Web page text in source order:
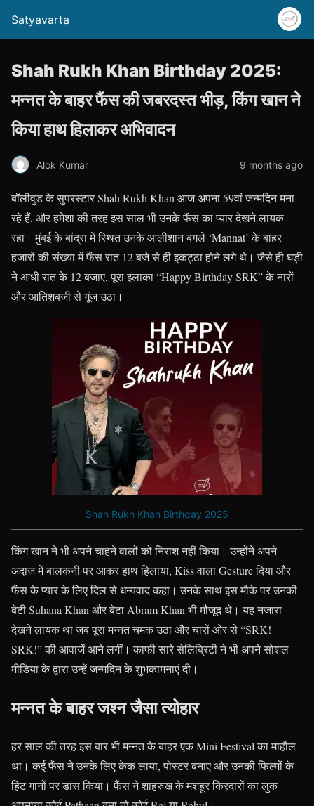
Satyavarta
Shah Rukh Khan Birthday 2025:
मन्नत के बाहर फैंस की जबरदस्त भीड़, किंग खान ने
किया हाथ हिलाकर अभिवादन
Alok Kumar 9 months ago
बॉलीवुड के सुपरस्टार Shah Rukh Khan आज अपना 59वां जन्मदिन मना
रहे हैं, और हमेशा की तरह इस साल भी उनके फैंस का प्यार देखने लायक
रहा। मुंबई के बांद्रा में स्थित उनके आलीशान बंगले ‘Mannat’ के बाहर
हजारों की संख्या में फैंस रात 12 बजे से ही इकट्ठा होने लगे थे। जैसे ही घड़ी
ने आधी रात के 12 बजाए, पूरा इलाका “Happy Birthday SRK” के नारों
और आतिशबजी से गूंज उठा।
Shah Rukh Khan Birthday 2025
किंग खान ने भी अपने चाहने वालों को निराश नहीं किया। उन्होंने अपने
अंदाज में बालकनी पर आकर हाथ हिलाया, Kiss वाला Gesture दिया और
फैंस के प्यार के लिए दिल से धन्यवाद कहा। उनके साथ इस मौके पर उनकी
बेटी Suhana Khan और बेटा Abram Khan भी मौजूद थे। यह नजारा
देखने लायक था जब पूरा मन्नत चमक उठा और चारों ओर से “SRK!
SRK!” की आवाजें आने लगीं। काफी सारे सेलिब्रिटी ने भी अपने सोशल
मीडिया के द्वारा उन्हें जन्मदिन के शुभकामनाएं दी।
मन्नत के बाहर जश्न जैसा त्योहार
हर साल की तरह इस बार भी मन्नत के बाहर एक Mini Festival का माहौल
था। कई फैंस ने उनके लिए केक लाया, पोस्टर बनाए और उनकी फिल्मों के
हिट गानों पर डांस किया। फैंस ने शाहरुख के मशहूर किरदारों का लुक